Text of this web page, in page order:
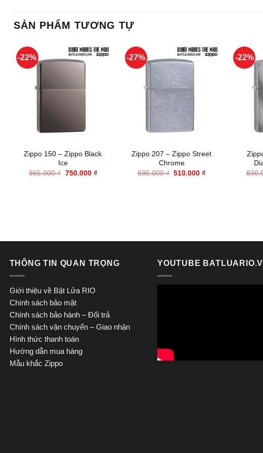
SẢN PHẨM TƯƠNG TỰ
-22%
Zippo 150 – Zippo Black
Ice
965.000₫ Giá
750.000 ₫Giá
-27%
Zippo 207 – Zippo Street
Chrome
695.000₫ Giá
510.000₫Giá
-22%
THÔNG TIN QUAN TRỌNG
Giới thiệu về Bật Lửa RIO
Chính sách bảo mật
Chính sách bảo hành – Đổi trả
Chính sách vận chuyển – Giao nhận
Hình thức thanh toán
Hướng dẫn mua hàng
Mẫu khắc Zippo
YOUTUBE